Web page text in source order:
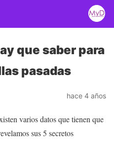
que saber para
pasadas
hace 4 años